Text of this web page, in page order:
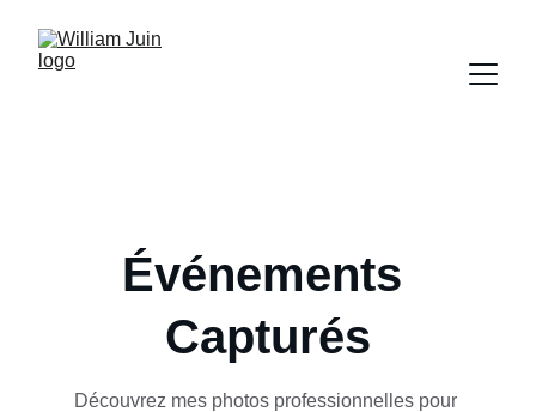
Événements
Capturés
Découvrez mes photos professionnelles pour